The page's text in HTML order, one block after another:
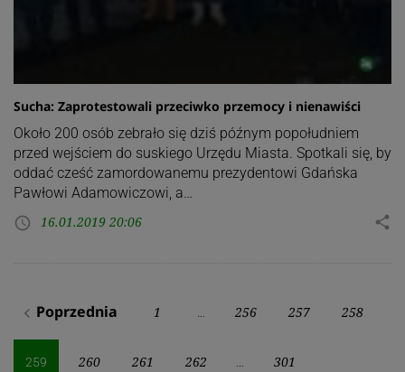
Sucha: Zaprotestowali przeciwko przemocy i nienawiści
Około 200 osób zebrało się dziś późnym popołudniem
przed wejściem do suskiego Urzędu Miasta. Spotkali się, by
oddać cześć zamordowanemu prezydentowi Gdańska
Pawłowi Adamowiczowi, a…
access_time 16.01.2019 20:06 share
Stronicowanie
wpisów
navigate_before Poprzednia 1 … 256 257 258
259 260 261 262 … 301